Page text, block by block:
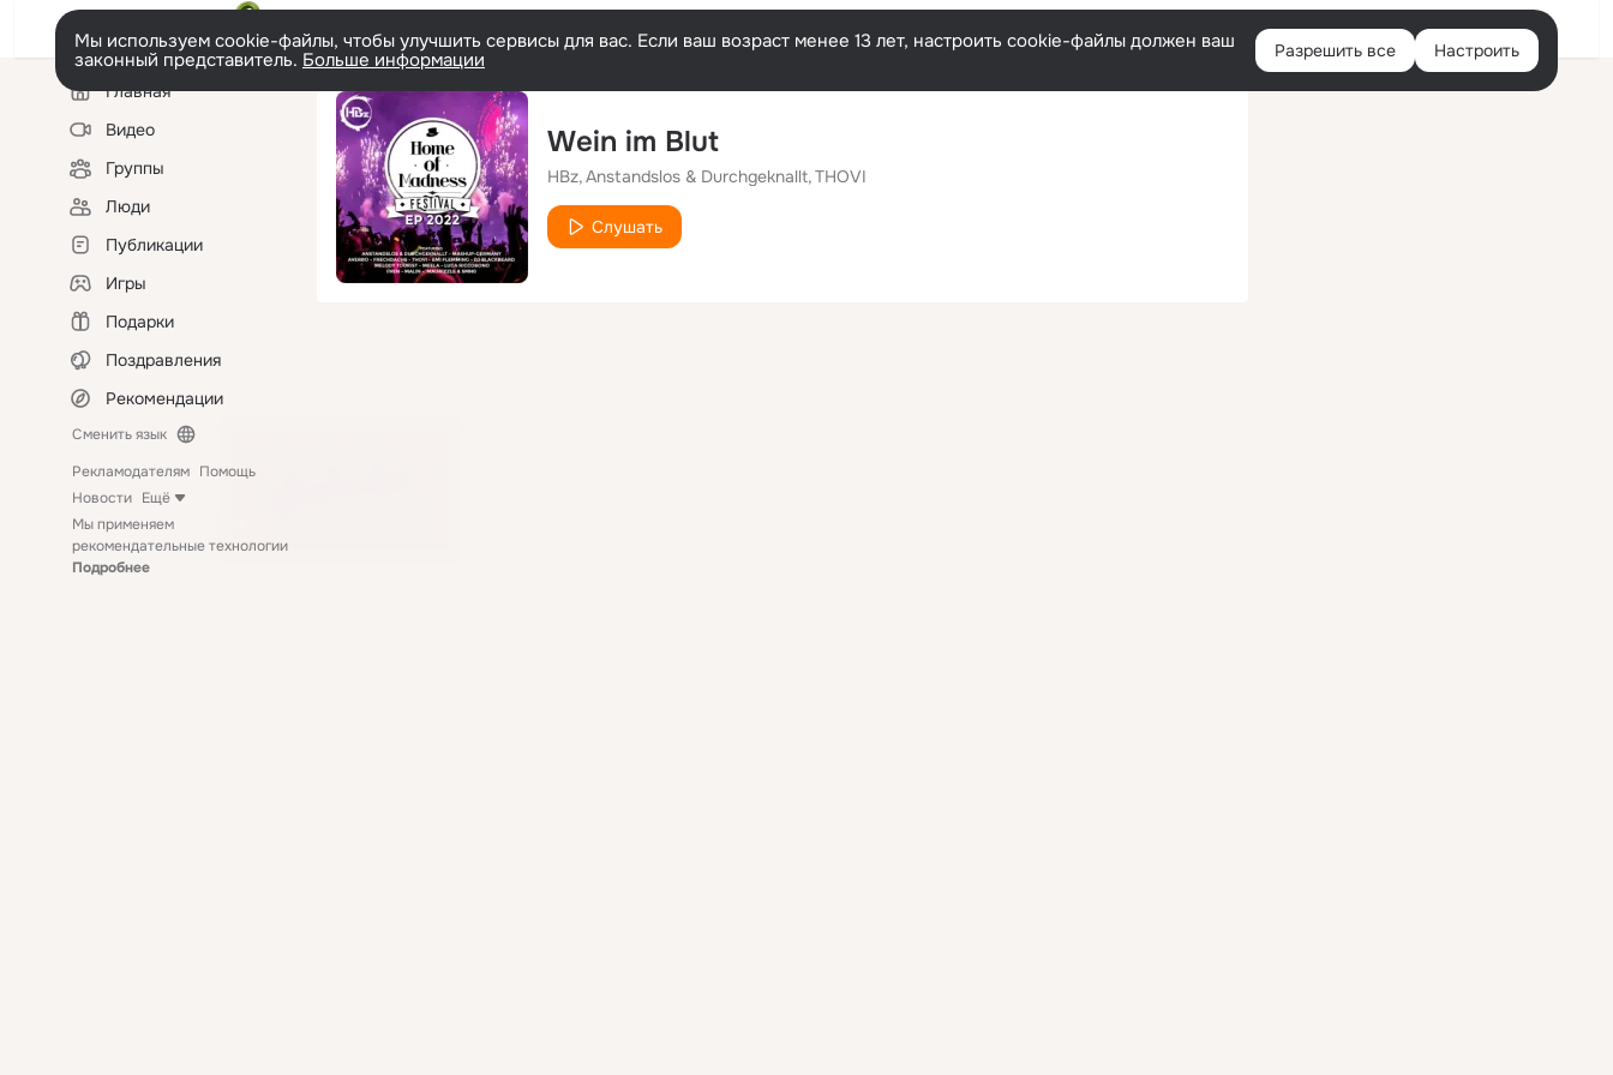
Войти
Мы используем cookie-файлы, чтобы улучшить сервисы для вас. Если ваш возраст менее 13 лет, настроить cookie-файлы должен ваш
законный представитель. Больше информации Разрешить все Настроить
Левая
колонкаГлавная
Видео
Группы
Люди
Публикации
Игры
Подарки
Поздравления
Рекомендации
Сменить язык
Рекламодателям Помощь
Новости Ещё
Мы применяем
рекомендательные технологии
Подробнее
Wein im Blut
HBz Anstandslos & Durchgeknallt THOVI
Слушать